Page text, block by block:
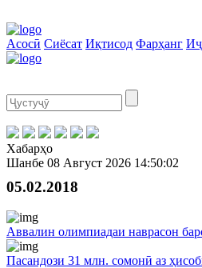
Асосӣ Сиёсат Иқтисод Фарҳанг
Хабарҳо
Шанбе 08 Август 2026 14:50:02
05.02.2018
Аввалин олимпиадаи наврасон
Пасандози 31 млн. сомонӣ аз